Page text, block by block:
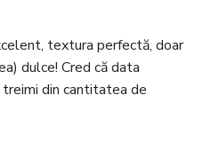
textura perfectă, doar
dulce! Cred că data
din cantitatea de